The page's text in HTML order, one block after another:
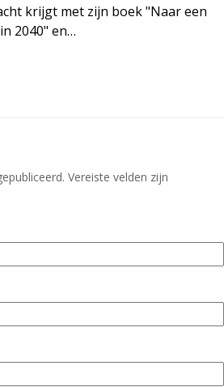
krijgt met zijn boek "Naar een
2040" en…
Vereiste velden zijn